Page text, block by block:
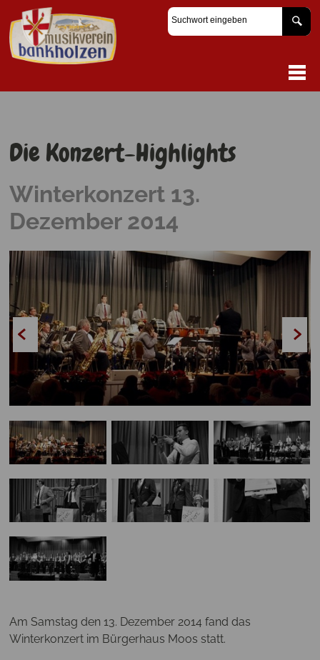
Die Konzert-Highlights
Winterkonzert 13.
Dezember 2014
Am Samstag den 13. Dezember 2014 fand das
Winterkonzert im Bürgerhaus Moos statt.